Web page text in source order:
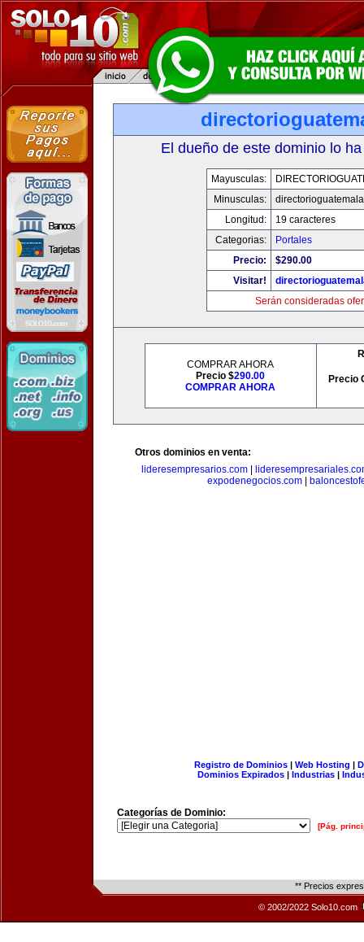
El dueño de este dominio lo
Mayusculas:
Minusculas:
Longitud:
19 caracteres
Categorias:
Portales
Precio:
$290.00
Visitar!
Serán consideradas
COMPRAR AHORA
Precio $290.00
COMPRAR AHORA
Precio
Otros dominios en venta:
lideresempresarios.com|
expodenegocios.com|
Registro de Dominios| Web Hosting |
Dominios Expirados | Industrias |
Categorías de Dominio:
[Pág.
** Precios
© 2002/2022 Solo10.com